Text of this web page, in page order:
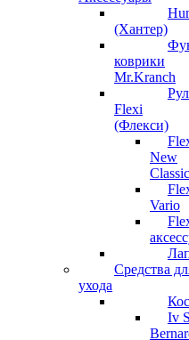
(Хантер)
коврики
Mr.Kranch
Flexi
(Флекси)
New
Classic
Vario
Средства
ухода
Iv